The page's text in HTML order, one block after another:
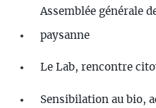
Assemblée générale
paysanne
Le Lab, rencontre
Sensibilation au bio,